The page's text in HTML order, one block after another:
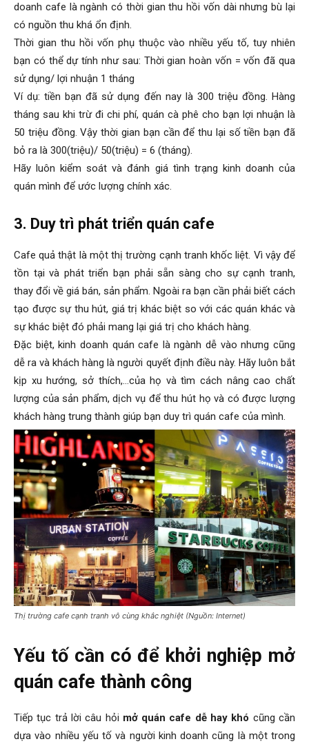
doanh cafe là ngành có thời gian thu hồi vốn dài nhưng bù lại
có nguồn thu khá ổn định.
Thời gian thu hồi vốn phụ thuộc vào nhiều yếu tố, tuy nhiên
bạn có thể dự tính như sau: Thời gian hoàn vốn = vốn đã qua
sử dụng/ lợi nhuận 1 tháng
Ví dụ: tiền bạn đã sử dụng đến nay là 300 triệu đồng. Hàng
tháng sau khi trừ đi chi phí, quán cà phê cho bạn lợi nhuận là
50 triệu đồng. Vậy thời gian bạn cần để thu lại số tiền bạn đã
bỏ ra là 300(triệu)/ 50(triệu) = 6 (tháng).
Hãy luôn kiểm soát và đánh giá tình trạng kinh doanh của
quán mình để ước lượng chính xác.
3. Duy trì phát triển quán cafe
Cafe quả thật là một thị trường cạnh tranh khốc liệt. Vì vậy để
tồn tại và phát triển bạn phải sẵn sàng cho sự cạnh tranh,
thay đổi về giá bán, sản phẩm. Ngoài ra bạn cần phải biết cách
tạo được sự thu hút, giá trị khác biệt so với các quán khác và
sự khác biệt đó phải mang lại giá trị cho khách hàng.
Đặc biệt, kinh doanh quán cafe là ngành dễ vào nhưng cũng
dễ ra và khách hàng là người quyết định điều này. Hãy luôn bắt
kịp xu hướng, sở thích,…của họ và tìm cách nâng cao chất
lượng của sản phẩm, dịch vụ để thu hút họ và có được lượng
khách hàng trung thành giúp bạn duy trì quán cafe của mình.
Thị trường cafe cạnh tranh vô cùng khắc nghiệt (Nguồn: Internet)
Yếu tố cần có để khởi nghiệp mở
quán cafe thành công
Tiếp tục trả lời câu hỏi mở quán cafe dễ hay khó cũng cần
dựa vào nhiều yếu tố và người kinh doanh cũng là một trong